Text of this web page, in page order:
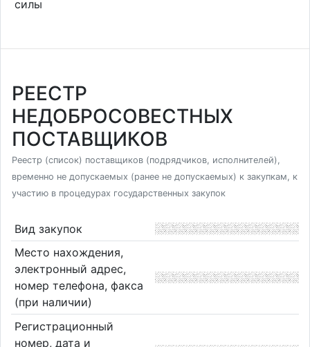
силы
РЕЕСТР
НЕДОБРОСОВЕСТНЫХ
ПОСТАВЩИКОВ
Реестр (список) поставщиков (подрядчиков, исполнителей),
временно не допускаемых (ранее не допускаемых) к закупкам, к
участию в процедурах государственных закупок
Вид закупок
Место нахождения,
электронный адрес,
номер телефона, факса
(при наличии)
Регистрационный
номер, дата и